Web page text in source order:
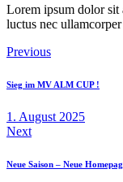
Lorem ipsum dolor sit
luctus nec
Previous
Sieg im MV ALM CUP !
1. August 2025
Next
Neue Saison – Neue